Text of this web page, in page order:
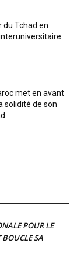
du Tchad en
met en avant
solidité de son
POUR LE
BOUCLE SA